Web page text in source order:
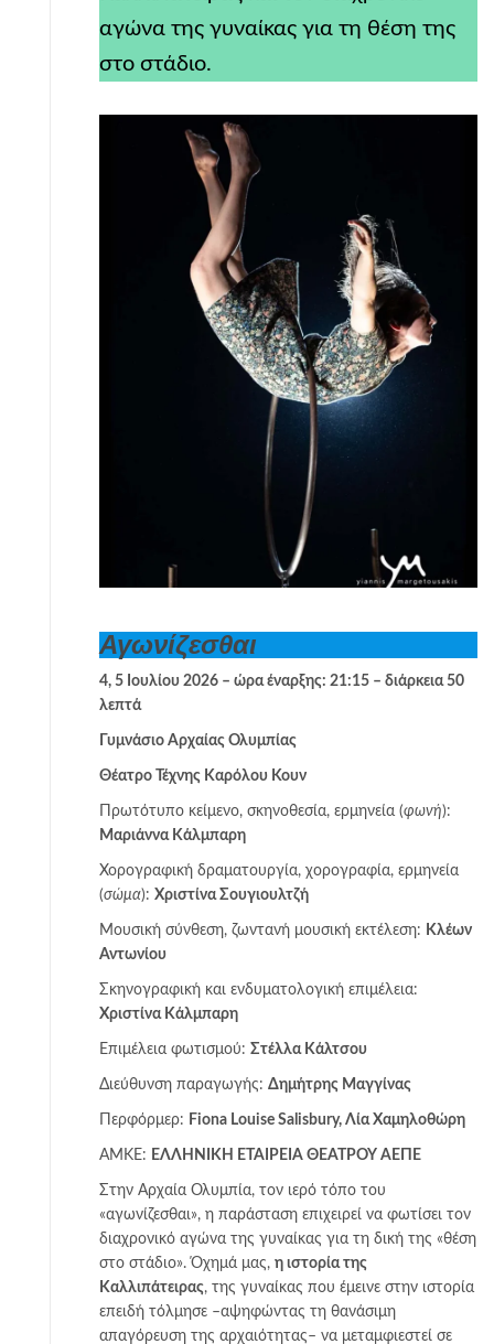
αγώνα της γυναίκας για τη θέση της
στο στάδιο.
Αγωνίζεσθαι
4, 5 Ιουλίου 2026 – ώρα έναρξης: 21:15 – διάρκεια 50
λεπτά
Γυμνάσιο Αρχαίας Ολυμπίας
Θέατρο Τέχνης Καρόλου Κουν
Πρωτότυπο κείμενο, σκηνοθεσία, ερμηνεία (φωνή):
Μαριάννα Κάλμπαρη
Χορογραφική δραματουργία, χορογραφία, ερμηνεία
(σώμα): Χριστίνα Σουγιουλτζή
Μουσική σύνθεση, ζωντανή μουσική εκτέλεση: Κλέων
Αντωνίου
Σκηνογραφική και ενδυματολογική επιμέλεια:
Χριστίνα Κάλμπαρη
Επιμέλεια φωτισμού: Στέλλα Κάλτσου
Διεύθυνση παραγωγής: Δημήτρης Μαγγίνας
Περφόρμερ: Fiona Louise Salisbury, Λία Χαμηλοθώρη
ΑΜΚΕ: ΕΛΛΗΝΙΚΗ ΕΤΑΙΡΕΙΑ ΘΕΑΤΡΟΥ ΑΕΠΕ
Στην Αρχαία Ολυμπία, τον ιερό τόπο του
«αγωνίζεσθαι», η παράσταση επιχειρεί να φωτίσει τον
διαχρονικό αγώνα της γυναίκας για τη δική της «θέση
στο στάδιο». Όχημά μας, η ιστορία της
Καλλιπάτειρας, της γυναίκας που έμεινε στην ιστορία
επειδή τόλμησε –αψηφώντας τη θανάσιμη
απαγόρευση της αρχαιότητας– να μεταμφιεστεί σε